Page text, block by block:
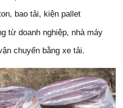
bao tải, kiện pallet
từ doanh nghiệp, nhà máy
chuyển bằng xe tải.